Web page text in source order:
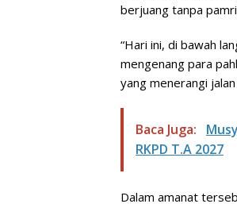
berjuang tanpa
“Hari ini, di bawah
mengenang para
yang menerangi
Baca Juga:
RKPD T.A 2027
Dalam amanat